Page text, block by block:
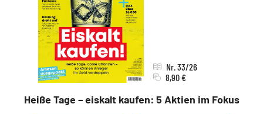
Heiße Tage – eiskalt kaufen: 5 Aktien im Fokus
Nr. 33/26
8,90 €